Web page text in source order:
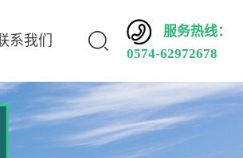
系我们
服务热线：
0574-62972678